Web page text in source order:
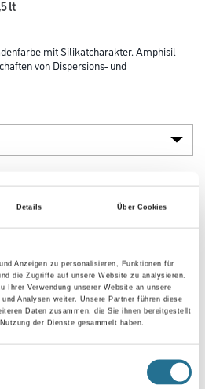
Details Über Cookies
Anzeigen zu personalisieren, Funktionen für
die Zugriffe auf unsere Website zu analysieren.
Ihrer Verwendung unserer Website an unsere
Analysen weiter. Unsere Partner führen diese
Daten zusammen, die Sie ihnen bereitgestellt
der Dienste gesammelt haben.
lt
mit Silikatcharakter. Amphisil
von Dispersions- und